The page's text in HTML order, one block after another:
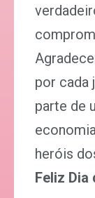
por cada
parte de
heróis
Feliz Dia